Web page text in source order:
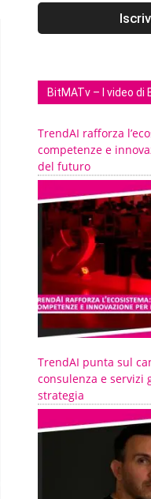
BitMATv – I video di
TrendAI rafforza
competenze e
del futuro
TrendAI punta sul
consulenza e servizi
strategia